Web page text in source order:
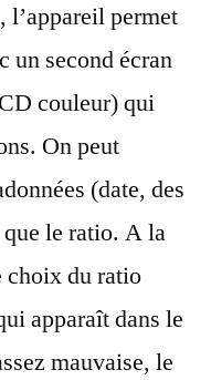
l’appareil permet
un second écran
couleur) qui
On peut
(date, des
le ratio. A la
choix du ratio
apparaît dans le
mauvaise, le